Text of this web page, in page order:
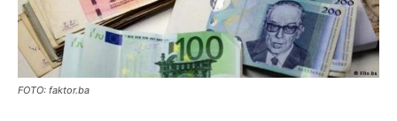
FOTO: faktor.ba